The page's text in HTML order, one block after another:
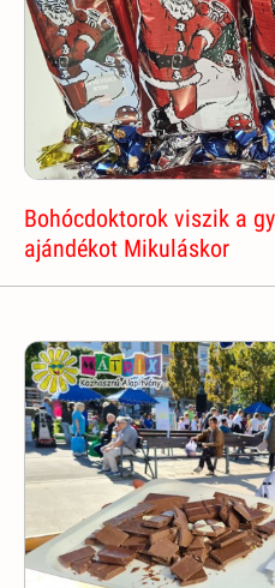
Bohócdoktorok viszik a
ajándékot Mikuláskor